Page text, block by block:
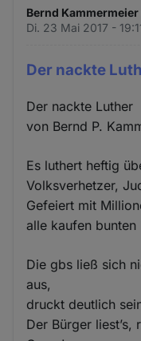
Bernd
Di. 23 Mai 2017 -
Der nackte
Der nackte Luther
von Bernd P.
Es luthert heftig
Volksverhetzer,
Gefeiert mit
alle kaufen bunten
Die gbs ließ sich
aus,
druckt deutlich
Der Bürger